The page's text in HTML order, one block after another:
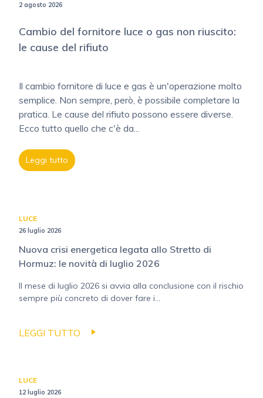
2 agosto 2026
Cambio del fornitore luce o gas non riuscito:
le cause del rifiuto
Il cambio fornitore di luce e gas è un'operazione molto
semplice. Non sempre, però, è possibile completare la
pratica. Le cause del rifiuto possono essere diverse.
Ecco tutto quello che c'è da...
Leggi tutto
LUCE
26 luglio 2026
Nuova crisi energetica legata allo Stretto di
Hormuz: le novità di luglio 2026
Il mese di luglio 2026 si avvia alla conclusione con il rischio
sempre più concreto di dover fare i...
LEGGI TUTTO
LUCE
12 luglio 2026